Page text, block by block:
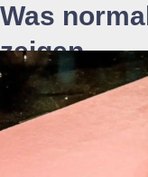
Was
zeigen.